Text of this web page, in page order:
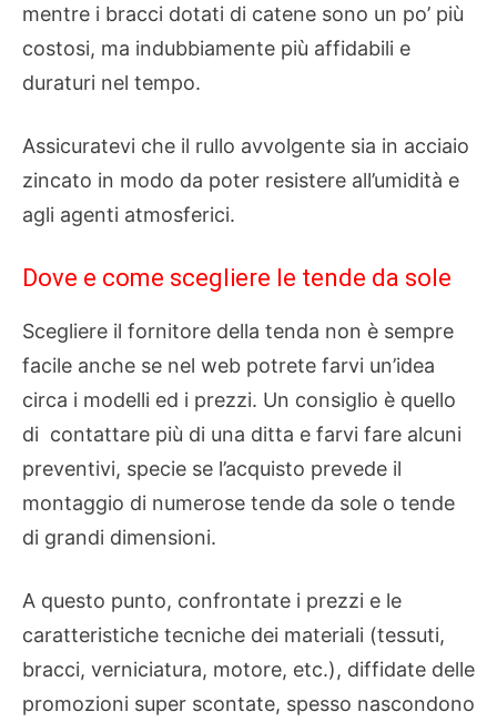
mentre i bracci dotati di catene sono un po’ più
costosi, ma indubbiamente più affidabili e
duraturi nel tempo.
Assicuratevi che il rullo avvolgente sia in acciaio
zincato in modo da poter resistere all’umidità e
agli agenti atmosferici.
Dove e come scegliere le tende da sole
Scegliere il fornitore della tenda non è sempre
facile anche se nel web potrete farvi un’idea
circa i modelli ed i prezzi. Un consiglio è quello
di contattare più di una ditta e farvi fare alcuni
preventivi, specie se l’acquisto prevede il
montaggio di numerose tende da sole o tende
di grandi dimensioni.
A questo punto, confrontate i prezzi e le
caratteristiche tecniche dei materiali (tessuti,
bracci, verniciatura, motore, etc.), diffidate delle
promozioni super scontate, spesso nascondono